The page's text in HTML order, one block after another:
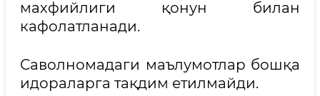
махфийлиги қонун билан
кафолатланади.
Саволномадаги маълумотлар бошқа
идораларга тақдим етилмайди.